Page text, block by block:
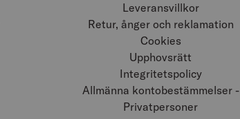
Leveransvillkor
Retur, ånger och reklamation
Cookies
Upphovsrätt
Integritetspolicy
Allmänna kontobestämmelser -
Privatpersoner